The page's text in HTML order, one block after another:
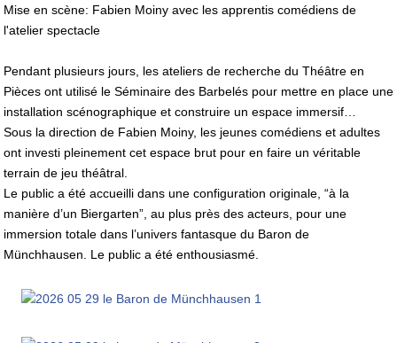
Mise en scène: Fabien Moiny avec les apprentis comédiens de
l'atelier spectacle
Pendant plusieurs jours, les ateliers de recherche du Théâtre en
Pièces ont utilisé le Séminaire des Barbelés pour mettre en place une
installation scénographique et construire un espace immersif…
Sous la direction de Fabien Moiny, les jeunes comédiens et adultes
ont investi pleinement cet espace brut pour en faire un véritable
terrain de jeu théâtral.
Le public a été accueilli dans une configuration originale, “à la
manière d’un Biergarten”, au plus près des acteurs, pour une
immersion totale dans l’univers fantasque du Baron de
Münchhausen. Le public a été enthousiasmé.